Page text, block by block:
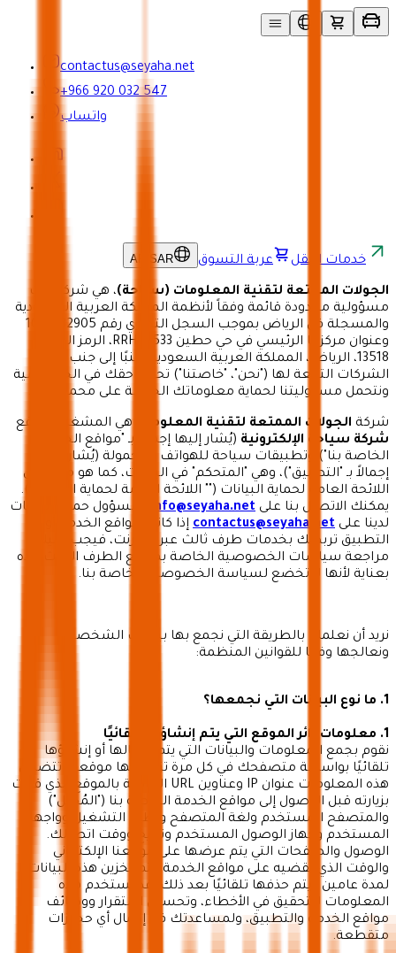
contactus@seyaha.net
+966 920 032 547
واتساب
خدمات النقل عربة التسوق AR SAR
الجولات الممتعة لتقنية المعلومات (سياحة)، هي شركة ذات
مسؤولية محدودة قائمة وفقاً لأنظمة المملكة العربية السعودية
والمسجلة في الرياض بموجب السجل التجاري رقم 1009182905
وعنوان مركزها الرئيسي في حي حطين RRHC2533، الرمز البريدي
13518، الرياض، المملكة العربية السعودية، جنبًا إلى جنب مع
الشركات التابعة لها ("نحن"، "خاصتنا") تحترم حقك في الخصوصية
ونتحمل مسؤوليتنا لحماية معلوماتك الخاصة على محمل الجد.
شركة الجولات الممتعة لتقنية المعلومات هي المشغل لمواقع
شركة سياحة الإلكترونية (يُشار إليها إجمالاً بـ "مواقع الخدمة"
الخاصة بنا") وتطبيقات سياحة للهواتف المحمولة (يُشار إليها
إجمالاً بـ "التطبيق")، وهي "المتحكم" في البيانات، كما هو محدد في
اللائحة العامة لحماية البيانات ("" اللائحة العامة لحماية البيانات").
يمكنك الاتصال بنا على info@seyaha.net
ومسؤول حماية البيانات
لدينا على contactus@seyaha.net إذا كانت مواقع الخدمة أو
التطبيق تربطك بخدمات طرف ثالث عبر الإنترنت، فيجب عليك
مراجعة سياسات الخصوصية الخاصة بمواقع الطرف الثالث هذه
بعناية لأنها لا تخضع لسياسة الخصوصية الخاصة بنا.
نريد أن نعلمك بالطريقة التي نجمع بها بياناتك الشخصية
ونعالجها وفقًا للقوانين المنظمة:
1. ما نوع البيانات التي نجمعها؟
1. معلومات زائر الموقع التي يتم إنشاؤها تلقائيًا
نقوم بجمع المعلومات والبيانات التي يتم إرسالها أو إنشاؤها
تلقائيًا بواسطة متصفحك في كل مرة تزور فيها موقعنا. تتضمن
هذه المعلومات عنوان IP وعناوين URL الخاصة بالموقع الذي قمت
بزيارته قبل الوصول إلى مواقع الخدمة الخاصة بنا ("المُحيل")
والمتصفح المستخدم ولغة المتصفح ونظام التشغيل وواجهة
المستخدم وجهاز الوصول المستخدم وتاريخ ووقت اتصالك.
الوصول والصفحات التي يتم عرضها على موقعنا الإلكتروني
والوقت الذي تقضيه على مواقع الخدمة. يتم تخزين هذه البيانات
لمدة عامين ويتم حذفها تلقائيًا بعد ذلك. قد نستخدم هذه
المعلومات للتحقيق في الأخطاء، وتحسين استقرار ووظائف
مواقع الخدمة والتطبيق، ولمساعدتك في إكمال أي حجوزات
متقطعة.